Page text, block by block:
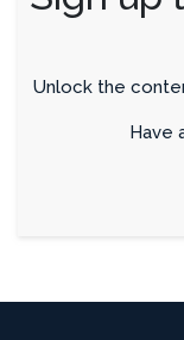
Unlock the
Have